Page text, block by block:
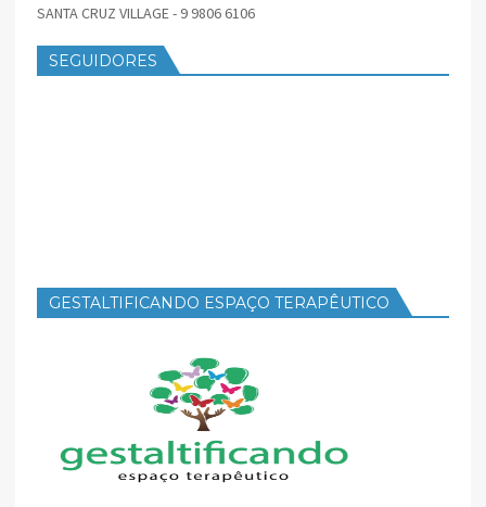
SANTA CRUZ VILLAGE - 9 9806 6106
SEGUIDORES
GESTALTIFICANDO ESPAÇO TERAPÊUTICO